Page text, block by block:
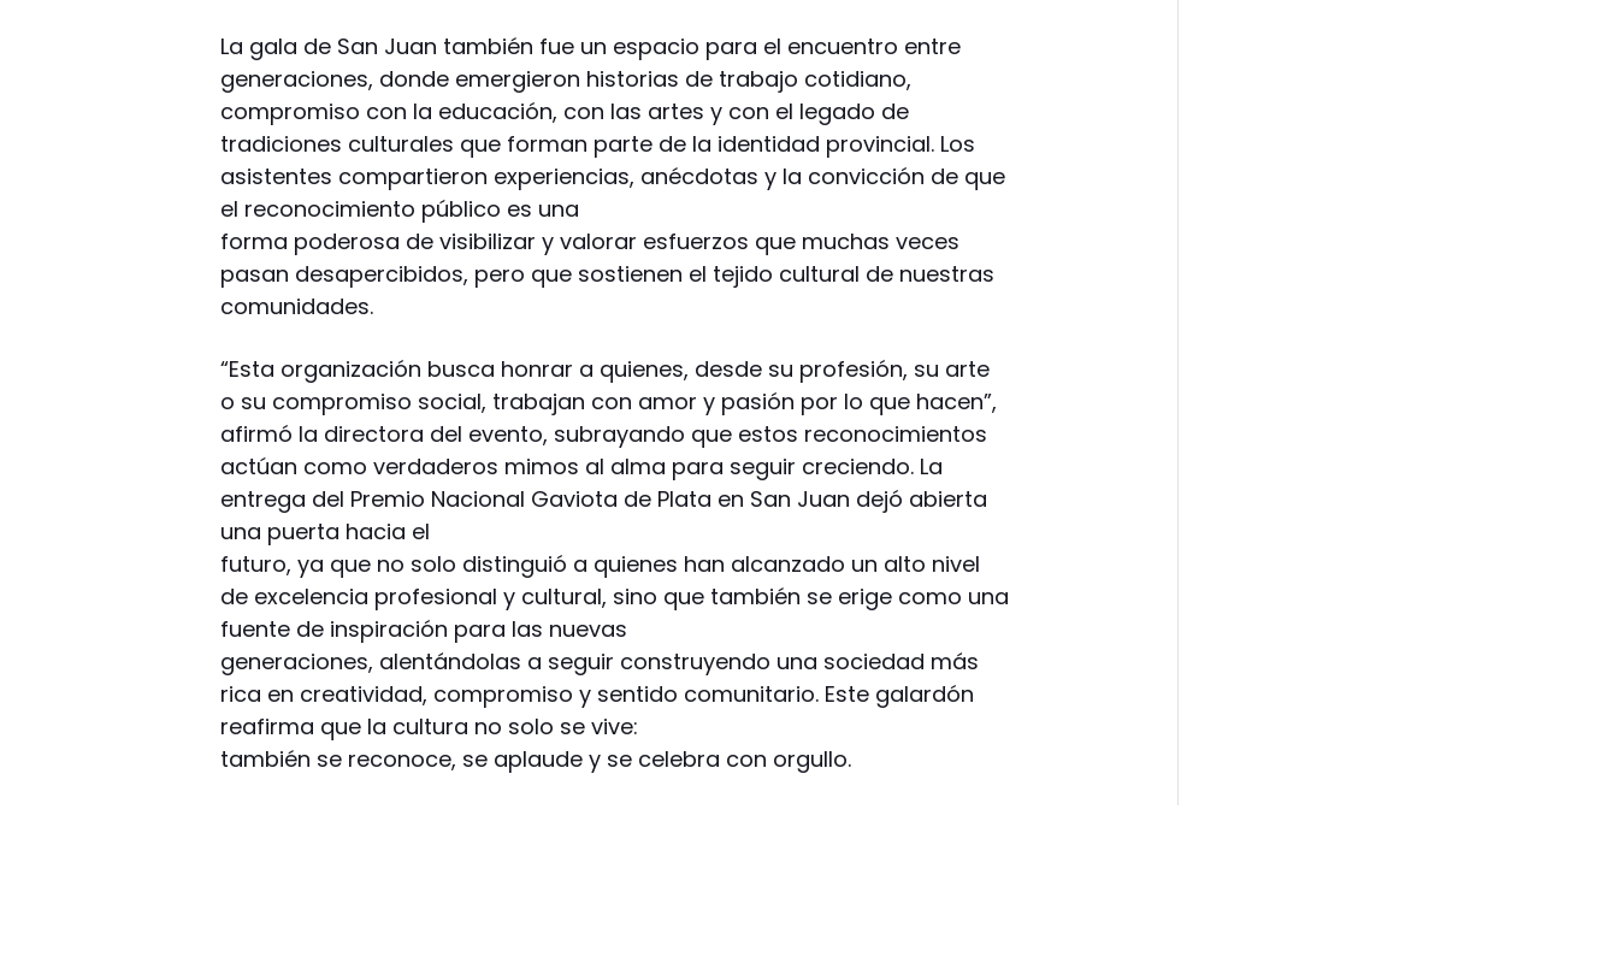
La gala de San Juan también fue un espacio para el encuentro entre
generaciones, donde emergieron historias de trabajo cotidiano,
compromiso con la educación, con las artes y con el legado de
tradiciones culturales que forman parte de la identidad provincial. Los
asistentes compartieron experiencias, anécdotas y la convicción de que
el reconocimiento público es una
forma poderosa de visibilizar y valorar esfuerzos que muchas veces
pasan desapercibidos, pero que sostienen el tejido cultural de nuestras
comunidades.
“Esta organización busca honrar a quienes, desde su profesión, su arte
o su compromiso social, trabajan con amor y pasión por lo que hacen”,
afirmó la directora del evento, subrayando que estos reconocimientos
actúan como verdaderos mimos al alma para seguir creciendo. La
entrega del Premio Nacional Gaviota de Plata en San Juan dejó abierta
una puerta hacia el
futuro, ya que no solo distinguió a quienes han alcanzado un alto nivel
de excelencia profesional y cultural, sino que también se erige como una
fuente de inspiración para las nuevas
generaciones, alentándolas a seguir construyendo una sociedad más
rica en creatividad, compromiso y sentido comunitario. Este galardón
reafirma que la cultura no solo se vive:
también se reconoce, se aplaude y se celebra con orgullo.